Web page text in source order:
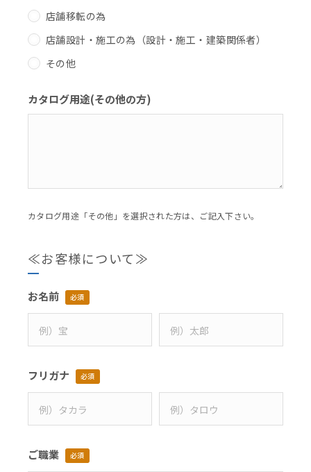
店舗移転の為
店舗設計・施工の為（設計・施工・建築関係者）
その他
カタログ用途(その他の方)
カタログ用途「その他」を選択された方は、ご記入下さい。
≪お客様について≫
お名前 必須
フリガナ 必須
ご職業 必須